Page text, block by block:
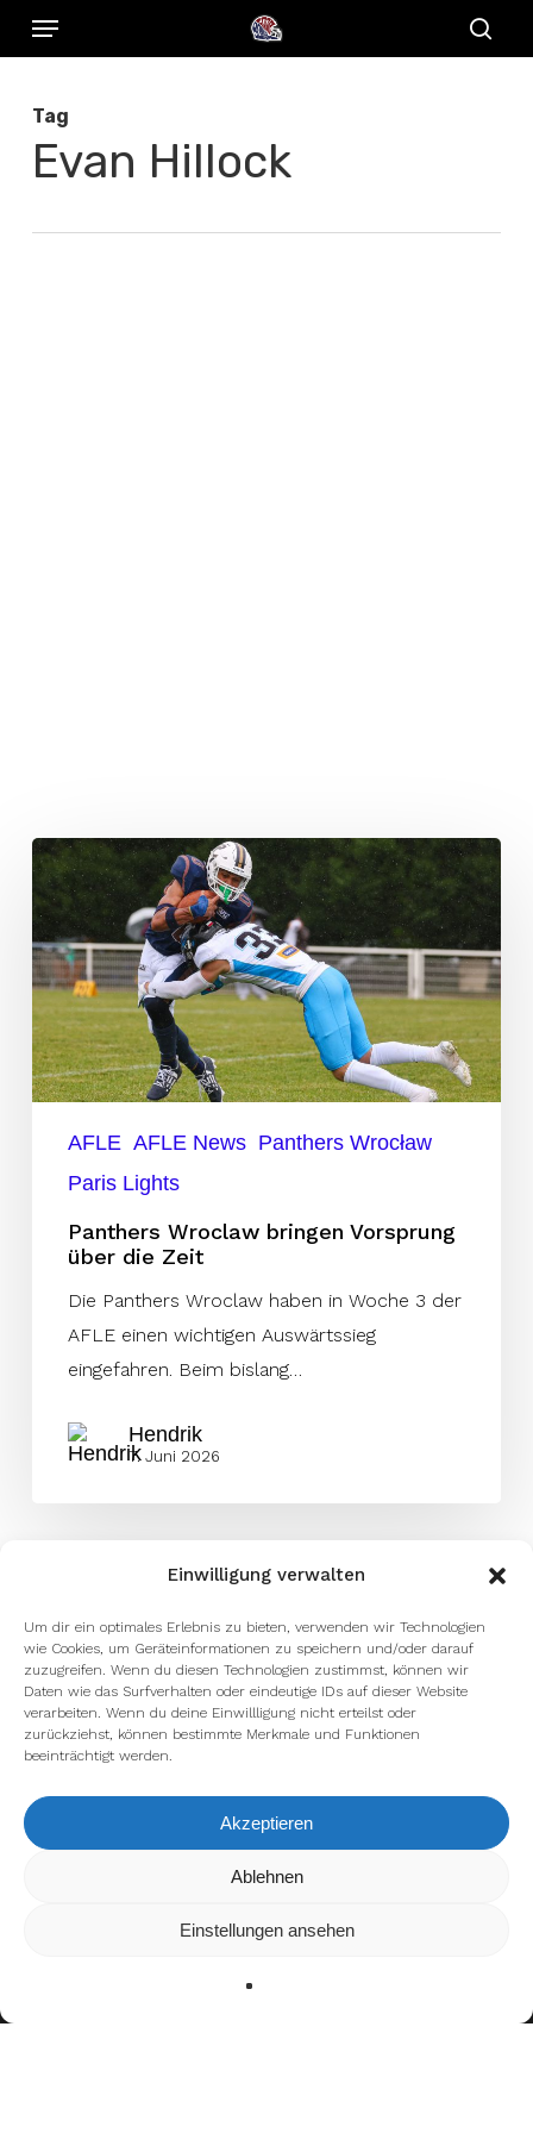
Einwilligung verwalten
Um dir ein optimales Erlebnis zu bieten, verwenden wir Technologien
wie Cookies, um Geräteinformationen zu speichern und/oder darauf
zuzugreifen. Wenn du diesen Technologien zustimmst, können wir
Daten wie das Surfverhalten oder eindeutige IDs auf dieser Website
verarbeiten. Wenn du deine Einwillligung nicht erteilst oder
zurückziehst, können bestimmte Merkmale und Funktionen
beeinträchtigt werden.
Akzeptieren
Ablehnen
Einstellungen ansehen
Skip
content
Menu
Tag
Evan Hillock
Panthers
Wroclaw
bringen
Vorsprung
über
die
Zeit
AFLE AFLE News Panthers Wrocław
Paris Lights
Panthers Wroclaw bringen Vorsprung
über die Zeit
Die Panthers Wroclaw haben in Woche 3 der
AFLE einen wichtigen Auswärtssieg
eingefahren. Beim bislang…
Hendrik
7. Juni 2026
Wir verwenden Cookies, um dir die bestmögliche Erfahrung
wir verwenden oder sie ausschalten.